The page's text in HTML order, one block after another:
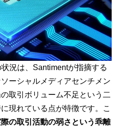
況は、Santimentが指摘する
ーシャルメディアセンチメン
取引ボリューム不足という二
現れている点が特徴です。こ
の取引活動の弱さという乖離